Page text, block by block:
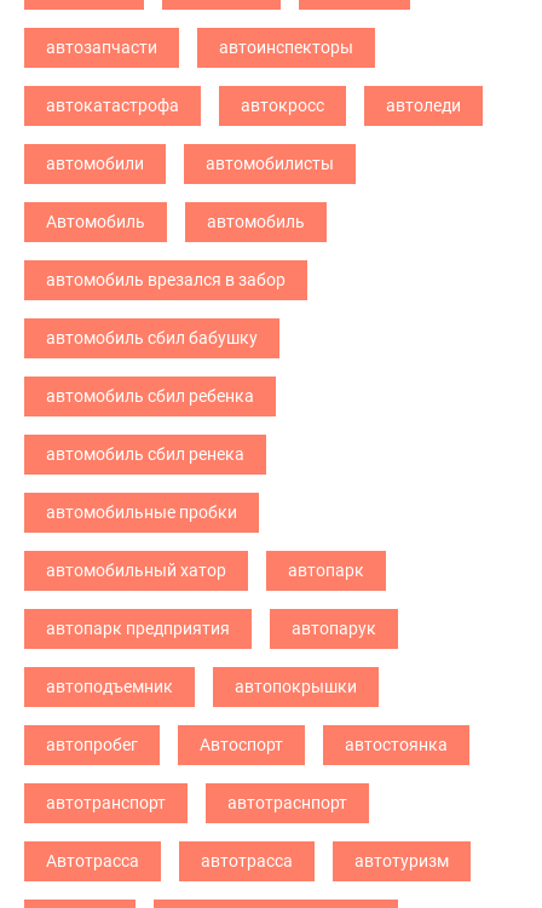
автозапчасти автоинспекторы
автокатастрофа автокросс автоледи
автомобили автомобилисты
Автомобиль автомобиль
автомобиль врезался в забор
автомобиль сбил бабушку
автомобиль сбил ребенка
автомобиль сбил ренека
автомобильные пробки
автомобильный хатор автопарк
автопарк предприятия автопарук
автоподъемник автопокрышки
автопробег Автоспорт автостоянка
автотранспорт автотраснпорт
Автотрасса автотрасса автотуризм